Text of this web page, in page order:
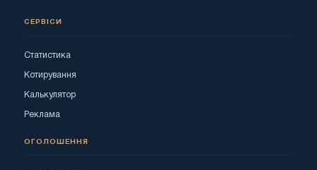
СЕРВІСИ
Статистика
Котирування
Калькулятор
Реклама
ОГОЛОШЕННЯ